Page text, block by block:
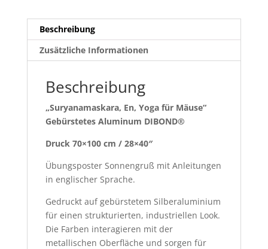
Beschreibung
Zusätzliche Informationen
Beschreibung
„Suryanamaskara, En, Yoga für Mäuse“
Gebürstetes Aluminum DIBOND®
Druck 70×100 cm / 28×40″
Übungsposter Sonnengruß mit Anleitungen
in englischer Sprache.
Gedruckt auf gebürstetem Silberaluminium
für einen strukturierten, industriellen Look.
Die Farben interagieren mit der
metallischen Oberfläche und sorgen für